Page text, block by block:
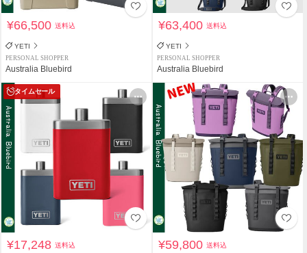
¥66,500送料込
YETI
PERSONAL SHOPPER
Australia Bluebird
¥63,400送料込
YETI
PERSONAL SHOPPER
Australia Bluebird
タイムセール
¥17,248送料込 ¥59,800送料込